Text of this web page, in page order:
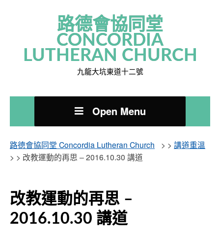
路德會協同堂
CONCORDIA
LUTHERAN CHURCH
九龍大坑東道十二號
Open Menu
路德會協同堂 Concordia Lutheran Church > > 講道重溫
> > 改教運動的再思 – 2016.10.30 講道
改教運動的再思 –
2016.10.30 講道